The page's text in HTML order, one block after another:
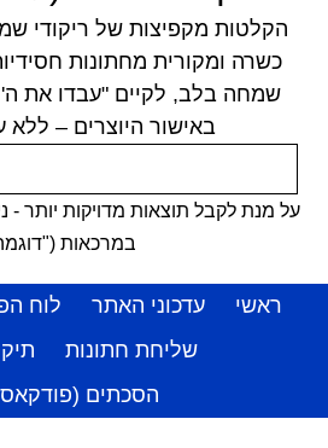
הקלטות מקפיצות של ריקודי
כשרה ומקורית מחתונות
שמחה בלב, לקיים "עבדו את
באישור היוצרים – ללא
על מנת לקבל תוצאות מדויקות יותר -
במרכאות
ראשי עדכוני האתר לוח
שליחת חתונות
הסכתים